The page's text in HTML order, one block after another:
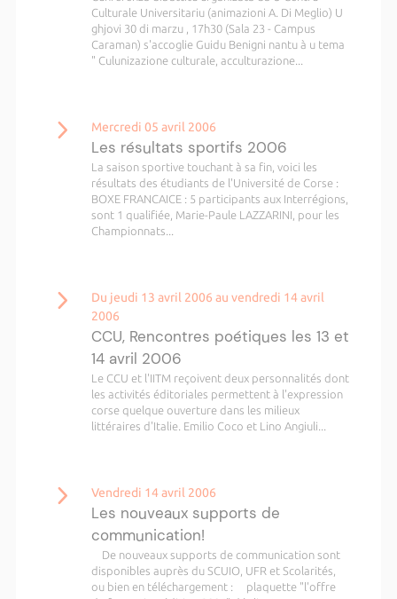
Culturale Universitariu (animazioni A. Di Meglio) U
ghjovi 30 di marzu , 17h30 (Sala 23 - Campus
Caraman) s'accoglie Guidu Benigni nantu à u tema
" Culunizazione culturale, acculturazione...
Mercredi 05 avril 2006
Les résultats sportifs 2006
La saison sportive touchant à sa fin, voici les
résultats des étudiants de l'Université de Corse :
BOXE FRANCAICE : 5 participants aux Interrégions,
sont 1 qualifiée, Marie-Paule LAZZARINI, pour les
Championnats...
Du jeudi 13 avril 2006 au vendredi 14 avril
2006
CCU, Rencontres poétiques les 13 et
14 avril 2006
Le CCU et l'IITM reçoivent deux personnalités dont
les activités éditoriales permettent à l'expression
corse quelque ouverture dans les milieux
littéraires d'Italie. Emilio Coco et Lino Angiuli...
Vendredi 14 avril 2006
Les nouveaux supports de
communication!
De nouveaux supports de communication sont
disponibles auprès du SCUIO, UFR et Scolarités,
ou bien en téléchargement : plaquette "l'offre